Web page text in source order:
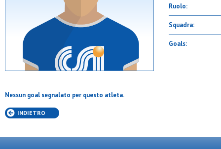
Ruolo:
Squadra:
Goals:
Nessun goal segnalato per questo atleta.
INDIETRO